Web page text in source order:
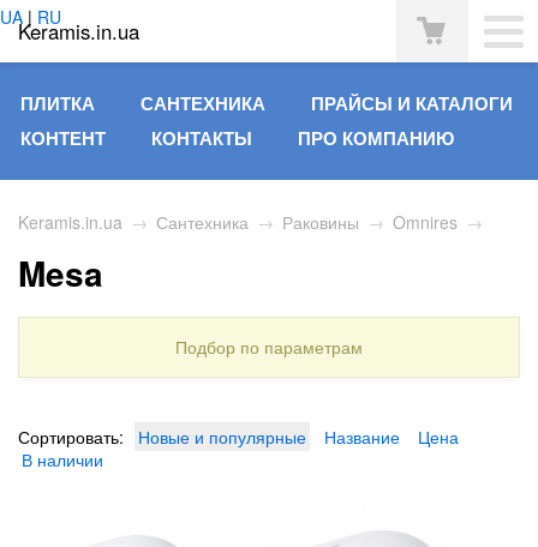
Keramis.in.ua
UA | RU
ПЛИТКА САНТЕХНИКА
ПРАЙСЫ И КАТАЛОГИ
КОНТЕНТ
КОНТАКТЫ ПРО КОМПАНИЮ
Keramis.in.ua → Сантехника → Раковины → Omnires →
Mesa
Подбор по параметрам
Сортировать: Новые и популярные Название
Цена
В наличии